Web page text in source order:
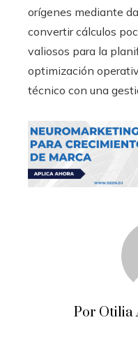
orígenes mediante
convertir cálculos
valiosos para la
optimización
técnico con una
Por Otilia